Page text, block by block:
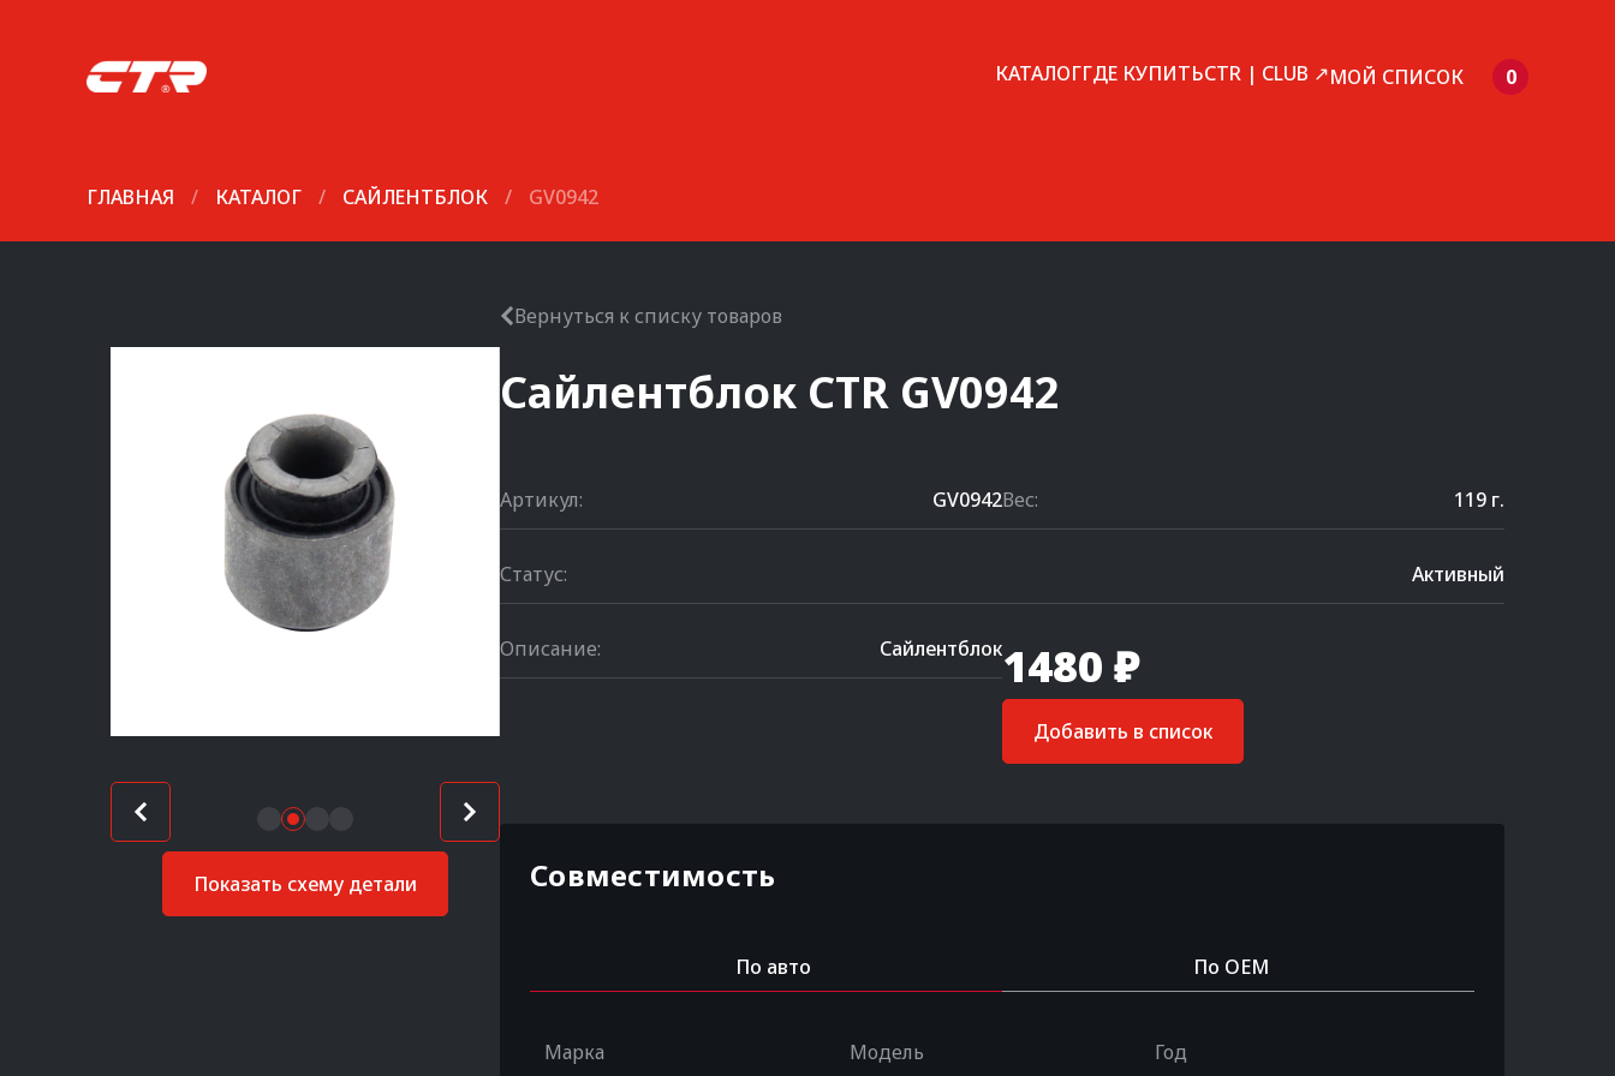
КАТАЛОГГДЕ КУПИТЬCTR | CLUB ↗МОЙ СПИСОК 0
ГЛАВНАЯ / КАТАЛОГ / САЙЛЕНТБЛОК / GV0942
Показать схему детали
Вернуться к списку товаров
Сайлентблок CTR GV0942
Артикул: GV0942Вес: 119 г.
Статус: Активный
Описание: Сайлентблок1480 ₽
Добавить в список
Совместимость
По авто По OEM
Марка Модель Год